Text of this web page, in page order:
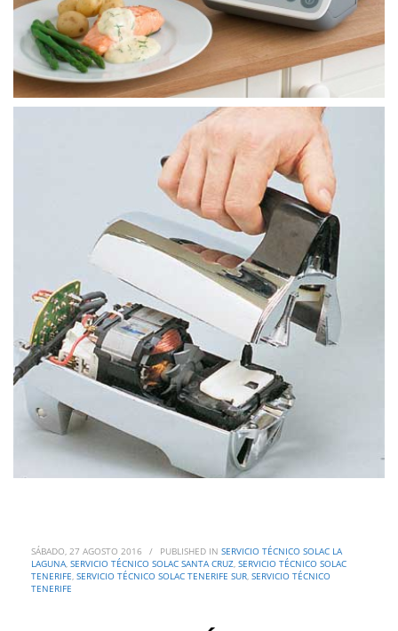
SÁBADO, 27 AGOSTO 2016 / PUBLISHED IN SERVICIO TÉCNICO SOLAC LA
LAGUNA, SERVICIO TÉCNICO SOLAC SANTA CRUZ, SERVICIO TÉCNICO SOLAC
TENERIFE, SERVICIO TÉCNICO SOLAC TENERIFE SUR, SERVICIO TÉCNICO
TENERIFE